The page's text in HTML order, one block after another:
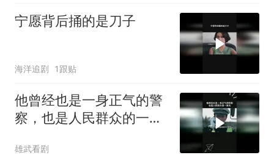
宁愿背后捅的是刀子
海洋追剧 1跟贴
他曾经也是一身正气的警
察，也是人民群众的一束
雄武看剧